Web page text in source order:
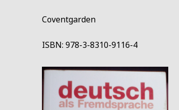
Coventgarden
ISBN: 978-3-8310-9116-4